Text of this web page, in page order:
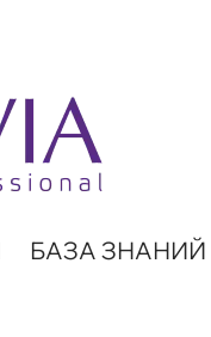
БАЗА ЗНАНИЙ